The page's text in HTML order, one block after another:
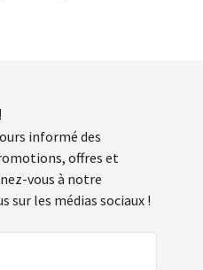
informé des
offres et
vous à notre
sur les médias sociaux !